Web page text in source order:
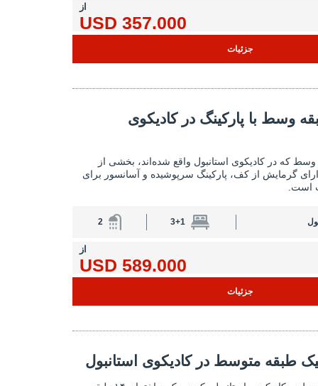
از
357.000 USD
جزئیات
آپارتمان‌های طبقه وسط با پارکینگ در در کادیکوی استانبول 2
وسط با پارکینگ در کادیکوی
وسط که در کادیکوی استانبول واقع شده‌اند، بخشی از
گرمایش از کف، پارکینگ سرپوشیده و آسانسور برای
است.
3+1
2
از
589.000 USD
جزئیات
آپارتمان‌های شیک طبقه متوسط ​​در متوسط ​​در کادیکوی استانبول 2
طبقه متوسط ​​در کادیکوی استانبول